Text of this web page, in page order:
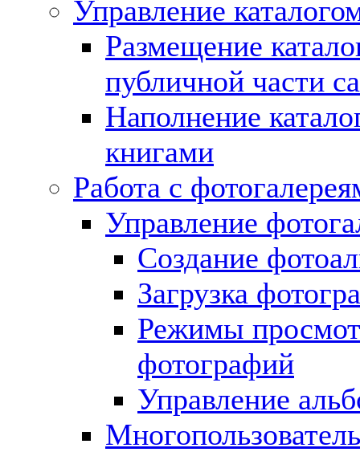
Управление
Размещение
публичной части
Наполнение
книгами
Работа с
Управление
Создание
Загрузка
Режимы
фотографий
Управление